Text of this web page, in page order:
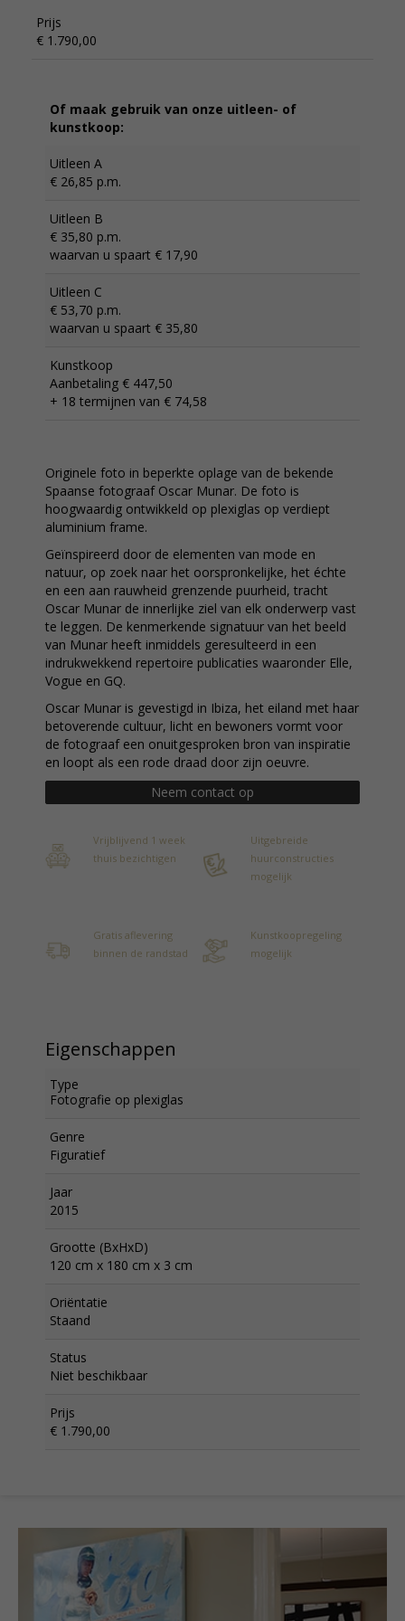
Prijs
€ 1.790,00
Of maak gebruik van onze uitleen- of
kunstkoop:
Uitleen A
€ 26,85 p.m.
Uitleen B
€ 35,80 p.m.
waarvan u spaart € 17,90
Uitleen C
€ 53,70 p.m.
waarvan u spaart € 35,80
Kunstkoop
Aanbetaling € 447,50
+ 18 termijnen van € 74,58
Originele foto in beperkte oplage van de bekende
Spaanse fotograaf Oscar Munar. De foto is
hoogwaardig ontwikkeld op plexiglas op verdiept
aluminium frame.
Geïnspireerd door de elementen van mode en
natuur, op zoek naar het oorspronkelijke, het échte
en een aan rauwheid grenzende puurheid, tracht
Oscar Munar de innerlijke ziel van elk onderwerp vast
te leggen. De kenmerkende signatuur van het beeld
van Munar heeft inmiddels geresulteerd in een
indrukwekkend repertoire publicaties waaronder Elle,
Vogue en GQ.
Oscar Munar is gevestigd in Ibiza, het eiland met haar
betoverende cultuur, licht en bewoners vormt voor
de fotograaf een onuitgesproken bron van inspiratie
en loopt als een rode draad door zijn oeuvre.
Neem contact op
Vrijblijvend 1 week
thuis bezichtigen
Uitgebreide
huurconstructies
mogelijk
Gratis aflevering
binnen de randstad
Kunstkoopregeling
mogelijk
Eigenschappen
Type
Fotografie op plexiglas
Genre
Figuratief
Jaar
2015
Grootte (BxHxD)
120 cm x 180 cm x 3 cm
Oriëntatie
Staand
Status
Niet beschikbaar
Prijs
€ 1.790,00